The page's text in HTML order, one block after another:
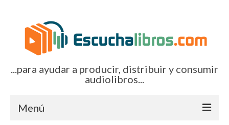
...para ayudar a producir, distribuir y consumir
audiolibros...
Menú